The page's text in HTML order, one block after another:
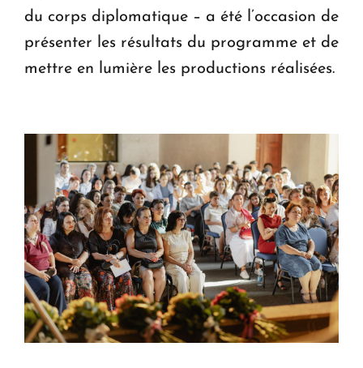
du corps diplomatique – a été l’occasion de
présenter les résultats du programme et de
mettre en lumière les productions réalisées.